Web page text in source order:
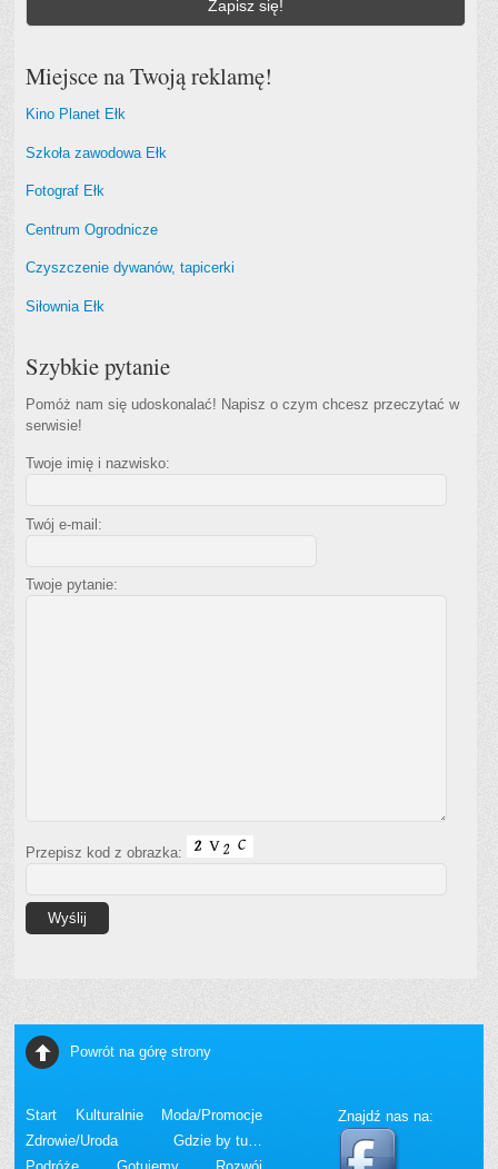
Miejsce na Twoją reklamę!
Kino Planet Ełk
Szkoła zawodowa Ełk
Fotograf Ełk
Centrum Ogrodnicze
Czyszczenie dywanów, tapicerki
Siłownia Ełk
Szybkie pytanie
Pomóż nam się udoskonalać! Napisz o czym chcesz przeczytać w
serwisie!
Twoje imię i nazwisko:
Twój e-mail:
Twoje pytanie:
Przepisz kod z obrazka:
Powrót na górę strony
Start Kulturalnie
Moda/Promocje
Zdrowie/Uroda
Gdzie by tu…
Znajdź nas na: